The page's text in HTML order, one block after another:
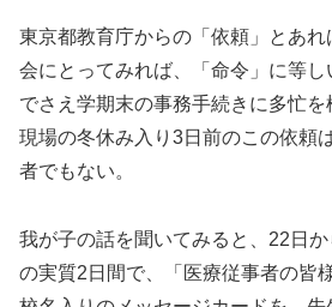
東京都教育庁からの「依頼」とあ
会にとってみれば、「命令」に等
でさえ学期末の事務手続きに多忙
現場の冬休み入り3日前のこの依頼
者でもない。
我が子の話を聞いてみると、22日
の実質2日間で、「医療従事者の皆